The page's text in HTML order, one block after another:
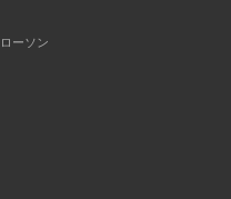
ローソン